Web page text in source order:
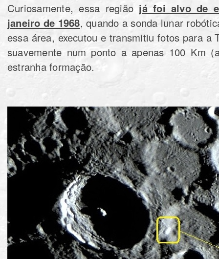
Curiosamente, essa região já foi alvo de
janeiro de 1968, quando a sonda lunar
essa área, executou e transmitiu fotos para a
suavemente num ponto a apenas 100 Km
estranha formação.